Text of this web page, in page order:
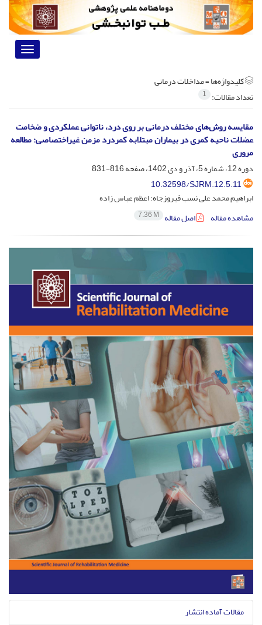
Toggle
کلیدواژه‌ها =مداخلات درمانی
تعداد مقالات: 1
مقایسه روش‌های مختلف درمانی بر روی درد، ناتوانی عملکردی و ضخامت
عضلات ناحیه کمری در بیماران مبتلابه کمردرد مزمن غیراختصاصی: مطالعه
مروری
دوره 12، شماره 5، آذر و دی 1402، صفحه
816-831
10.32598/SJRM.12.5.11
ابراهیم محمد علی نسب فیروزجاه؛ اعظم عباس زاده
مشاهده مقاله
اصل مقاله 7.36 M
مقالات آماده انتشار